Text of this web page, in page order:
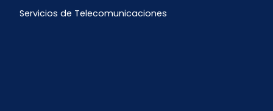
Servicios de Telecomunicaciones